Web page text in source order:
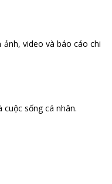
video và báo cáo chi
sống cá nhân.